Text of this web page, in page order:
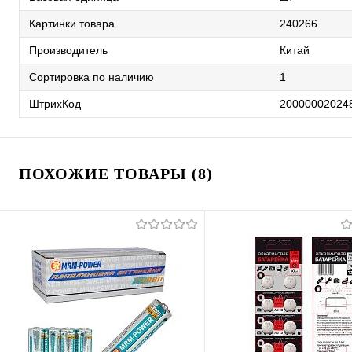
Картинки товара 240266
Производитель Китай
Сортировка по наличию 1
ШтрихКод
ПОХОЖИЕ ТОВАРЫ (8)